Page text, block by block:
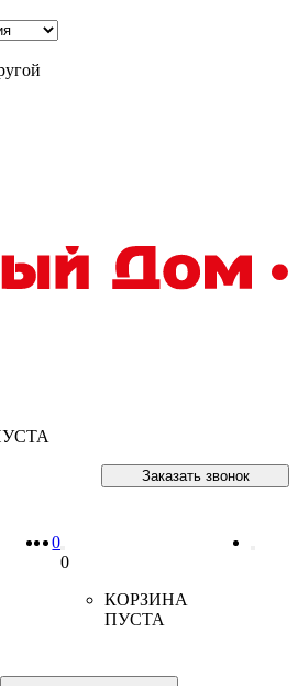
Заказать звонок
0
0
КОРЗИНА
ПУСТА